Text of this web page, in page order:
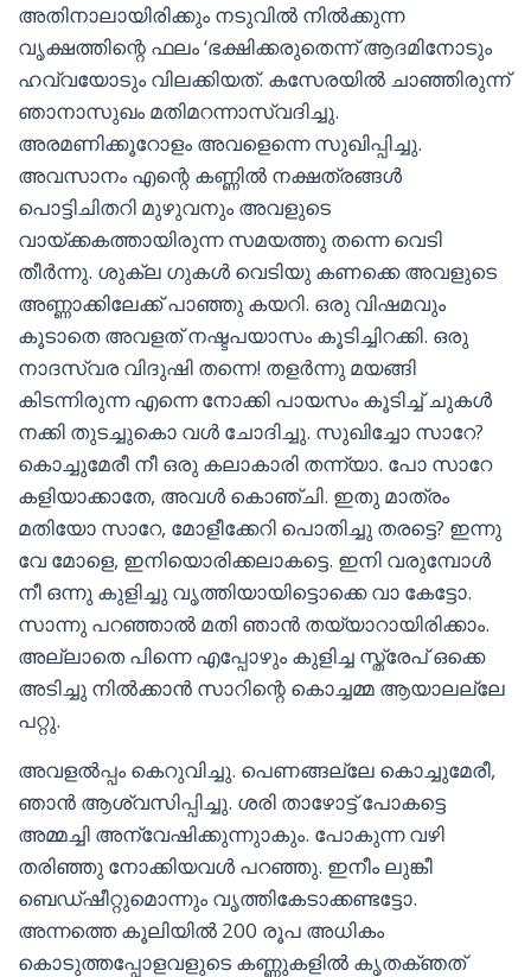
അതിനാലായിരിക്കും നടുവിൽ നിൽക്കുന്ന
വൃക്ഷത്തിന്റെ ഫലം ‘ഭക്ഷിക്കരുതെന്ന് ആദമിനോടും
ഹവ്വയോടും വിലക്കിയത്. കസേരയിൽ ചാഞ്ഞിരുന്ന്
ഞാനാസുഖം മതിമറന്നാസ്വദിച്ചു.
അരമണിക്കൂറോളം അവളെന്നെ സുഖിപ്പിച്ചു.
അവസാനം എന്റെ കണ്ണിൽ നക്ഷത്രങ്ങൾ
പൊട്ടിചിതറി മുഴുവനും അവളുടെ
വായ്ക്കകത്തായിരുന്ന സമയത്തു തന്നെ വെടി
തീർന്നു. ശുക്ല ഗുകൾ വെടിയു കണക്കെ അവളുടെ
അണ്ണാക്കിലേക്ക് പാഞ്ഞു കയറി. ഒരു വിഷമവും
കൂടാതെ അവളത് നഷ്ടപയാസം കൂടിച്ചിറക്കി. ഒരു
നാദസ്വര വിദുഷി തന്നെ! തളർന്നു മയങ്ങി
കിടന്നിരുന്ന എന്നെ നോക്കി പായസം കൂടിച്ച് ചുകൾ
നക്കി തുടച്ചുകൊ വൾ ചോദിച്ചു. സുഖിച്ചോ സാറേ?
കൊച്ചുമേരീ നീ ഒരു കലാകാരി തന്ന്യാ. പോ സാറേ
കളിയാക്കാതേ, അവൾ കൊഞ്ചി. ഇതു മാത്രം
മതിയോ സാറേ, മോളീക്കേറി പൊതിച്ചു തരട്ടെ? ഇന്നു
വേ മോളെ, ഇനിയൊരിക്കലാകട്ടെ. ഇനി വരുമ്പോൾ
നീ ഒന്നു കുളിച്ചു വൃത്തിയായിട്ടൊക്കെ വാ കേട്ടോ.
സാന്നു പറഞ്ഞാൽ മതി ഞാൻ തയ്യാറായിരിക്കാം.
അല്ലാതെ പിന്നെ എപ്പോഴും കുളിച്ച സ്ത്രേപ് ഒക്കെ
അടിച്ചു നിൽക്കാൻ സാറിന്റെ കൊച്ചമ്മ ആയാലല്ലേ
പറ്റു.
അവളൽപ്പം കെറുവിച്ചു. പെണങ്ങല്ലേ കൊച്ചുമേരീ,
ഞാൻ ആശ്വസിപ്പിച്ചു. ശരി താഴോട്ട് പോകട്ടെ
അമ്മച്ചി അന്വേഷിക്കുന്നുാകും. പോകുന്ന വഴി
തരിഞ്ഞു നോക്കിയവൾ പറഞ്ഞു. ഇനീം ലുങ്കീ
ബെഡ്ഷീറ്റുമൊന്നും വൃത്തികേടാക്കണ്ടട്ടോ.
അന്നത്തെ കൂലിയിൽ 200 രൂപ അധികം
കൊടുത്തപ്പോളവളുടെ കണ്ണുകളിൽ കൃതക്ഞത്